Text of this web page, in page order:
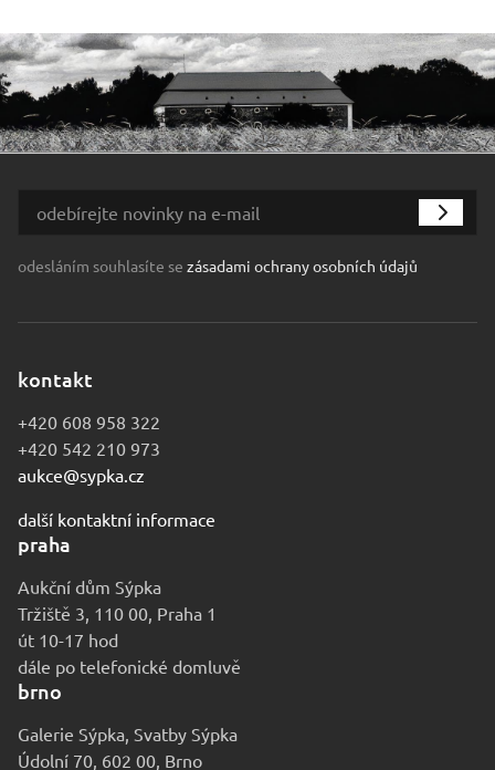
odesláním souhlasíte se zásadami ochrany osobních údajů
kontakt
+420 608 958 322
+420 542 210 973
aukce@sypka.cz
další kontaktní informace
praha
Aukční dům Sýpka
Tržiště 3, 110 00, Praha 1
út 10-17 hod
dále po telefonické domluvě
brno
Galerie Sýpka, Svatby Sýpka
Údolní 70, 602 00, Brno